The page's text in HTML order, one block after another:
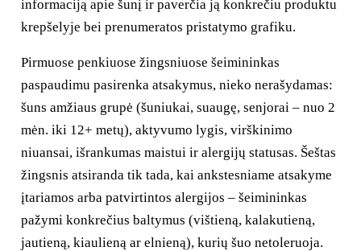
informaciją apie šunį ir paverčia ją konkrečiu produktu
krepšelyje bei prenumeratos pristatymo grafiku.
Pirmuose penkiuose žingsniuose šeimininkas
paspaudimu pasirenka atsakymus, nieko nerašydamas:
šuns amžiaus grupė (šuniukai, suaugę, senjorai – nuo 2
mėn. iki 12+ metų), aktyvumo lygis, virškinimo
niuansai, išrankumas maistui ir alergijų statusas. Šeštas
žingsnis atsiranda tik tada, kai ankstesniame atsakyme
įtariamos arba patvirtintos alergijos – šeimininkas
pažymi konkrečius baltymus (vištieną, kalakutieną,
jautieną, kiaulieną ar elnieną), kurių šuo netoleruoja.